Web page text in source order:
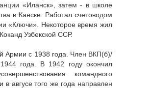
«Иланск», затем - в школе
в Канске. Работал счетоводом
«Ключи». Некоторое время жил
Узбекской ССР.
Армии с 1938 года. Член ВКП(б)/
года. В 1942 году окончил
командного
в авгусе того же года направлен